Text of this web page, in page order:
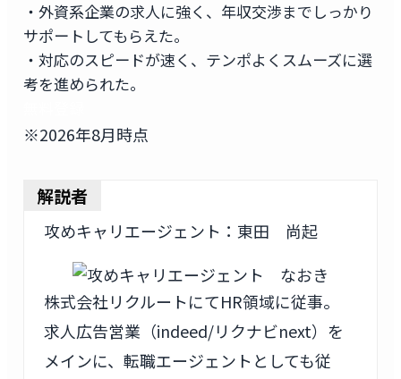
・外資系企業の求人に強く、年収交渉までしっかり
サポートしてもらえた。
・対応のスピードが速く、テンポよくスムーズに選
考を進められた。
※2026年8月時点
解説者
攻めキャリエージェント：東田 尚起
株式会社リクルートにてHR領域に従事。
求人広告営業（indeed/リクナビnext）を
メインに、転職エージェントとしても従